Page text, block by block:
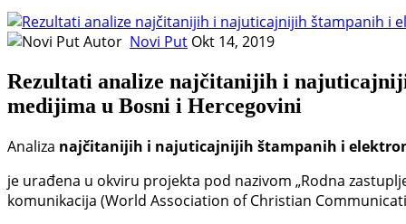
Autor Novi Put Okt 14, 2019
Rezultati analize najčitanijih i
medijima u Bosni i Hercegovini
Analiza najčitanijih i najuticajnijih štampanih i
je urađena u okviru projekta pod nazivom „Rodna
komunikacija (World Association of Christian